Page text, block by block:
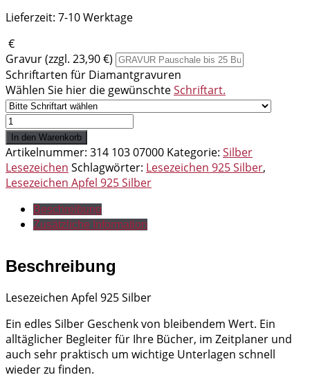
Lieferzeit: 7-10 Werktage
€
Gravur (zzgl. 23,90 €)
Schriftarten für Diamantgravuren
Wählen Sie hier die gewünschteSchriftart.
Lesezeichen
Apfel
925
Silber
Menge
In den Warenkorb
Artikelnummer: 314 103 07000 Kategorie: Silber
Lesezeichen Schlagwörter: Lesezeichen 925 Silber,
Lesezeichen Apfel 925 Silber
Beschreibung
Zusätzliche Information
Beschreibung
Lesezeichen Apfel 925 Silber
Ein edles Silber Geschenk von bleibendem Wert. Ein
alltäglicher Begleiter für Ihre Bücher, im Zeitplaner und
auch sehr praktisch um wichtige Unterlagen schnell
wieder zu finden.